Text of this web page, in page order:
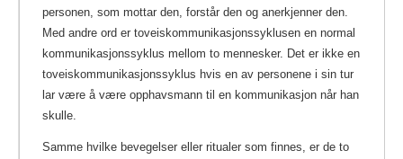
personen, som mottar den, forstår den og anerkjenner den.
Med andre ord er toveiskommunikasjonssyklusen en normal
kommunikasjonssyklus mellom to mennesker. Det er ikke en
toveiskommunikasjonssyklus hvis en av personene i sin tur
lar være å være opphavsmann til en kommunikasjon når han
skulle.
Samme hvilke bevegelser eller ritualer som finnes, er de to